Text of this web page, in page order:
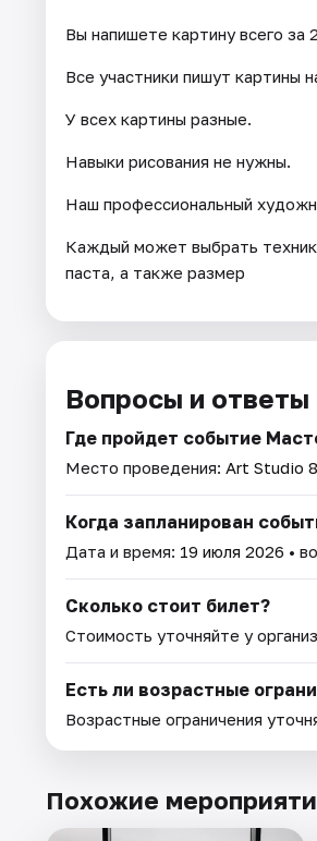
Вы напишете картину всего за
Все участники пишут картины
У всех картины разные.
Навыки рисования не нужны.
Наш профессиональный
Каждый может выбрать
паста, а также размер
Вопросы и ответы
Где пройдет событие
Место проведения: Art Studio 8
Когда запланирован
Дата и время: 19 июля 2026 •
Сколько стоит билет?
Стоимость уточняйте у
Есть ли возрастные
Возрастные ограничения
Похожие